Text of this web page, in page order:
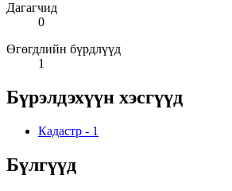
Дагагчид
0
Өгөгдлийн бүрдлүүд
1
Бүрэлдэхүүн хэсгүүд
Кадастр - 1
Бүлгүүд